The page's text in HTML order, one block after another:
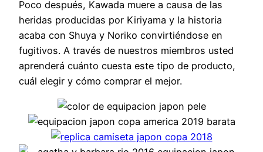
Poco después, Kawada muere a causa de las
heridas producidas por Kiriyama y la historia
acaba con Shuya y Noriko convirtiéndose en
fugitivos. A través de nuestros miembros usted
aprenderá cuánto cuesta este tipo de producto,
cuál elegir y cómo comprar el mejor.